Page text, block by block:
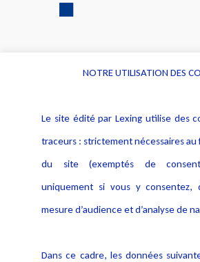
Alerte professionnelle
Déclaration d'accessibilité
Notice Légale
Politique de protection des
données
NOTRE UTILISATION DES
Le site édité par Lexing utilise des
traceurs : strictement nécessaires
du site (exemptés de
uniquement si vous y consentez,
mesure d’audience et d’analyse de
Dans ce cadre, les données